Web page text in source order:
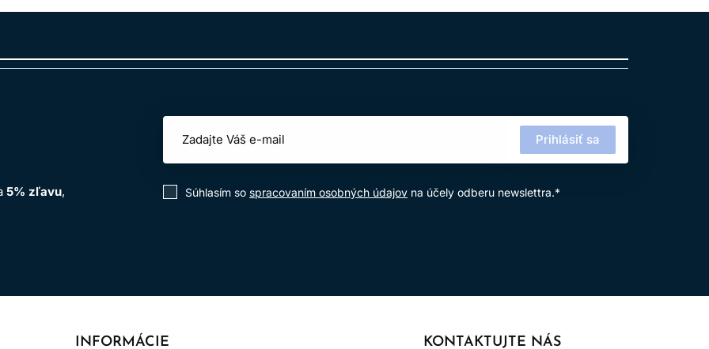
riziko alergických reakcií a zabezpečuje bezpečné používanie výrobku.
5% zľavu,
Prihlásiť sa
Súhlasím so spracovaním osobných údajov na účely odberu newslettra.*
KONTAKTUJTE NÁS
INFORMÁCIE